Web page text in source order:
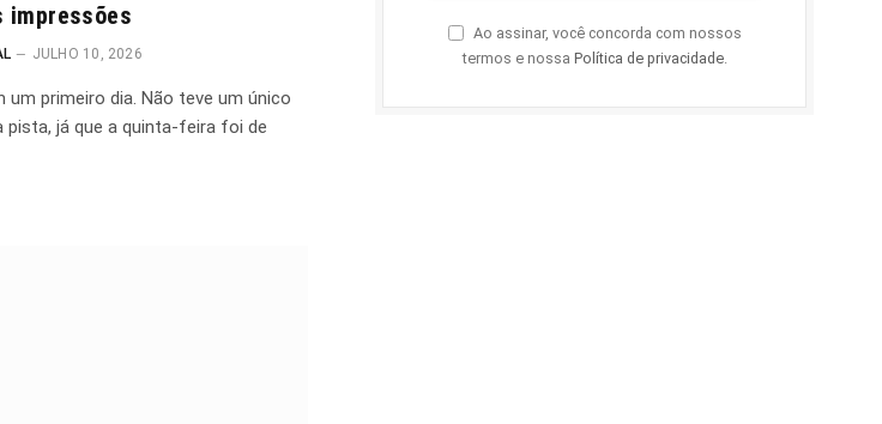
impressões
JULHO 10, 2026
um primeiro dia. Não teve um único
pista, já que a quinta-feira foi de
Ao assinar, você concorda com nossos
termos e nossa Política de privacidade.